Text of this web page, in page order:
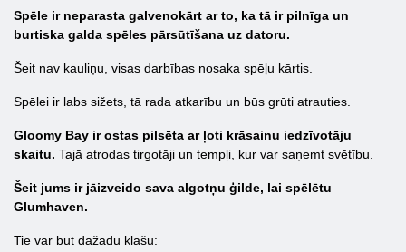
Spēle ir neparasta galvenokārt ar to, ka tā ir pilnīga un
burtiska galda spēles pārsūtīšana uz datoru.
Šeit nav kauliņu, visas darbības nosaka spēļu kārtis.
Spēlei ir labs sižets, tā rada atkarību un būs grūti atrauties.
Gloomy Bay ir ostas pilsēta ar ļoti krāsainu iedzīvotāju
skaitu. Tajā atrodas tirgotāji un tempļi, kur var saņemt svētību.
Šeit jums ir jāizveido sava algotņu ģilde, lai spēlētu
Glumhaven.
Tie var būt dažādu klašu: